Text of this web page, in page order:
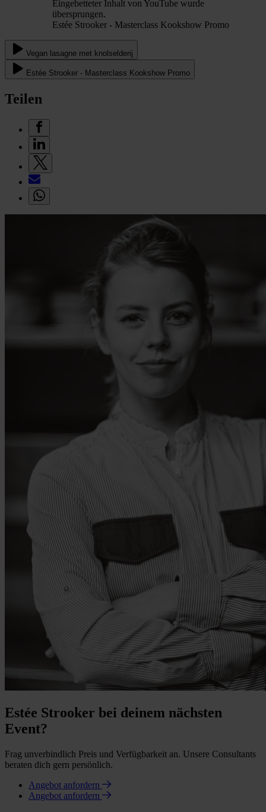
Eingebetteter Inhalt von YouTube wurde
übersprungen.
Estée Strooker - Masterclass Kookshow Promo
Vegan lasagne met knolselderij
Estée Strooker - Masterclass Kookshow Promo
Teilen
Estée Strooker bei deinem nächsten
Event?
Frag unverbindlich Preis und Verfügbarkeit an. Unsere Consultants
beraten dich gern persönlich.
Angebot anfordern
Angebot anfordern